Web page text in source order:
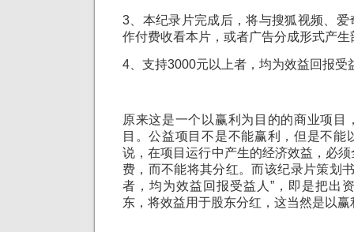
3、本纪录片完成后，将与搜狐视频、
作付费收看本片，或者广告分成形式产生
4、支持3000元以上者，均为效益回报受
原来这是一个以赢利为目的的商业项目
目。公益项目不是不能赢利，但是不能
说，在项目运行中产生的经济效益，必
费，而不能将其分红。而该纪录片策划
者，均为效益回报受益人”，即是把出
东，将效益用于股东分红，这当然是以